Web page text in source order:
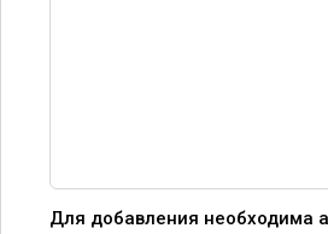
Для добавления необходима